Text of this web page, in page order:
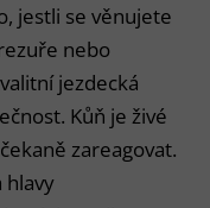
jestli se věnujete
nebo
jezdecká
Kůň je živé
zareagovat.
hlavy